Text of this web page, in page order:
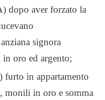
dopo aver forzato la
signora
oro ed argento;
furto in appartamento
monili in oro e somma